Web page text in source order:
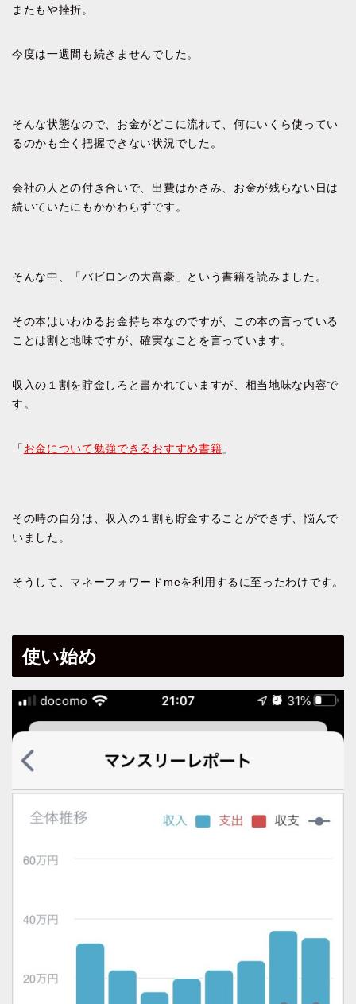
またもや挫折。
今度は一週間も続きませんでした。
そんな状態なので、お金がどこに流れて、何にいくら使ってい
るのかも全く把握できない状況でした。
会社の人との付き合いで、出費はかさみ、お金が残らない日は
続いていたにもかかわらずです。
そんな中、「バビロンの大富豪」という書籍を読みました。
その本はいわゆるお金持ち本なのですが、この本の言っている
ことは割と地味ですが、確実なことを言っています。
収入の１割を貯金しろと書かれていますが、相当地味な内容で
す。
「 お金について勉強できるおすすめ書籍 」
その時の自分は、収入の１割も貯金することができず、悩んで
いました。
そうして、マネーフォワードmeを利用するに至ったわけです。
使い始め